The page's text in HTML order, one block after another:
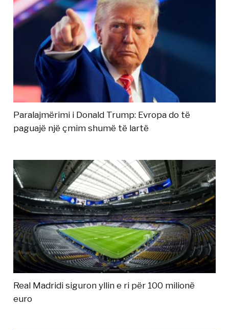
Paralajmërimi i Donald Trump: Evropa do të
paguajë një çmim shumë të lartë
Real Madridi siguron yllin e ri për 100 milionë
euro